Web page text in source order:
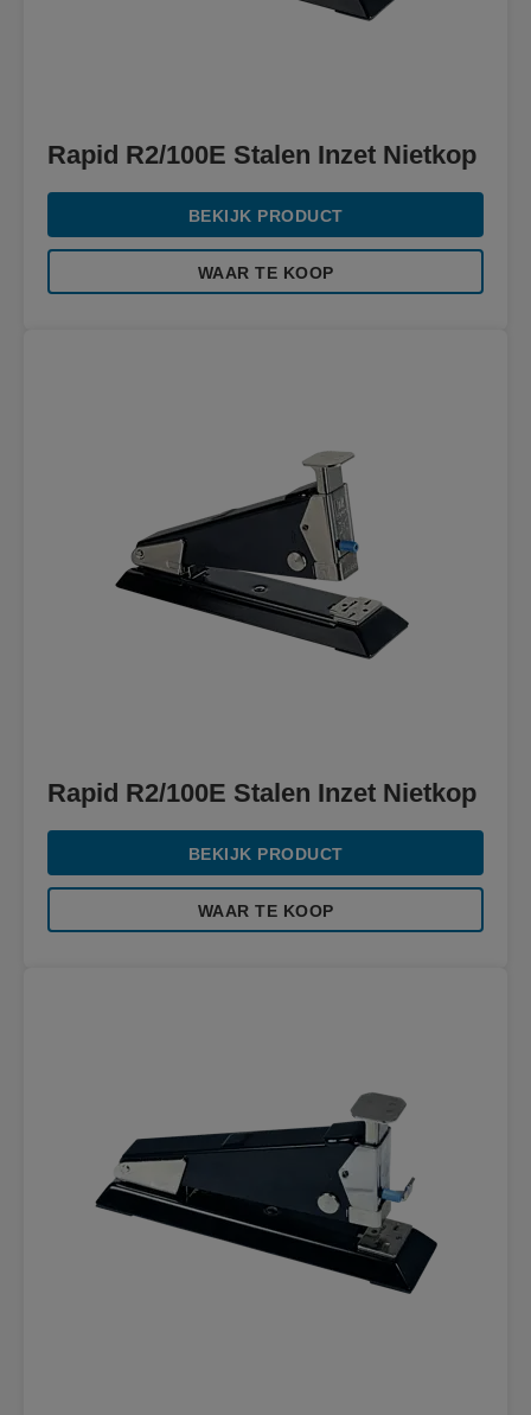
Rapid R2/100E Stalen Inzet Nietkop
BEKIJK PRODUCT
WAAR TE KOOP
Rapid R2/100E Stalen Inzet Nietkop
BEKIJK PRODUCT
WAAR TE KOOP